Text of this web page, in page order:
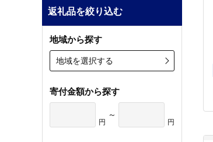
返礼品を絞り込む
地域から探す
地域を選択する
寄付金額から探す
円
～
円